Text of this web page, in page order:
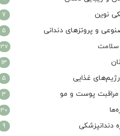
نوین 7
و پروتزهای دندانی 5
سلامت 37
13
غذایی 5
مراقبت پوست و مو 3
30
دندانپزشکی 9